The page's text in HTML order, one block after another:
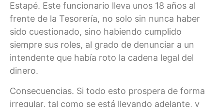
Estapé. Este funcionario lleva unos 18 años al
frente de la Tesorería, no solo sin nunca haber
sido cuestionado, sino habiendo cumplido
siempre sus roles, al grado de denunciar a un
intendente que había roto la cadena legal del
dinero.
Consecuencias. Si todo esto prospera de forma
irregular, tal como se está llevando adelante, y